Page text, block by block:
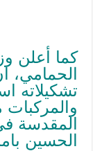
کما أعلن
الحمامي،
تشكيلاته
والمركبات
المقدسة
الحسين